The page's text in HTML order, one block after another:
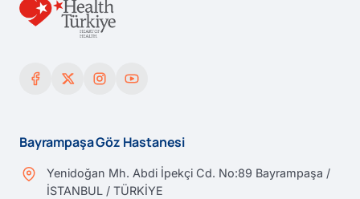
Bayrampaşa Göz Hastanesi
Yenidoğan Mh. Abdi İpekçi Cd. No:89 Bayrampaşa /
İSTANBUL / TÜRKİYE